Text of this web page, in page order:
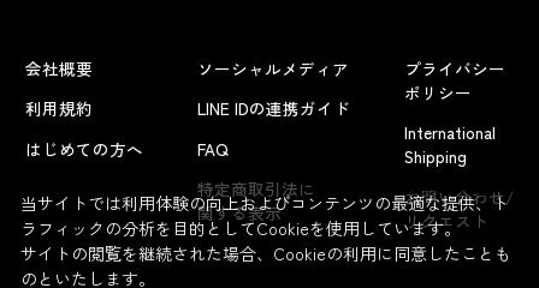
よくあるお問い合わせ
会社概要
利用規約
はじめての方へ
ソーシャルメディア
LINE IDの連携ガイド
FAQ
特定商取引法に
関する表示
プライバシー
ポリシー
International
Shipping
お問い合わせ/
リクエスト
当サイトでは利用体験の向上およびコンテンツの最適な提供、ト
ラフィックの分析を目的としてCookieを使用しています。
サイトの閲覧を継続された場合、Cookieの利用に同意したことも
のといたします。